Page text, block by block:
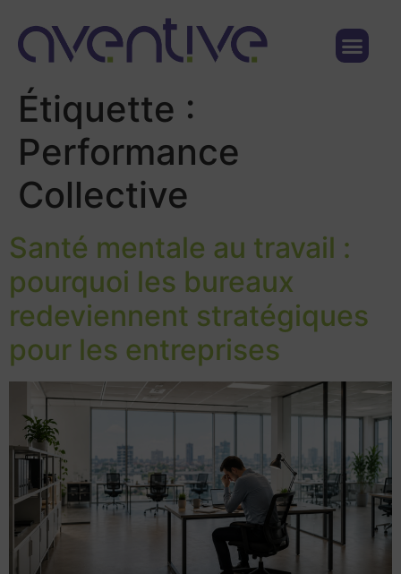
Étiquette :
Performance
Collective
Santé mentale au travail :
pourquoi les bureaux
redeviennent stratégiques
pour les entreprises